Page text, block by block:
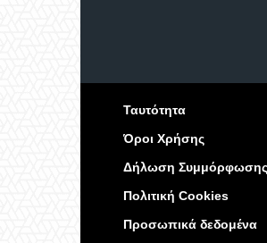
Ταυτότητα
Όροι Χρήσης
Δήλωση Συμμόρφωσης
Πολιτική Cookies
Προσωπικά δεδομένα